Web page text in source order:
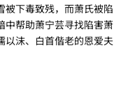
被下毒致残，而萧氏被陷
中帮助萧宁芸寻找陷害萧
以沫、白首偕老的恩爱夫